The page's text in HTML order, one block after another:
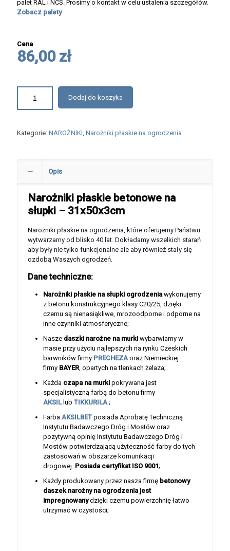
palet RAL i NCS. Prosimy o kontakt w celu ustalenia szczegółów.
Zobacz palety
Cena
86,00 zł
Dodaj do koszyka
Kategorie: NAROŻNIKI, Narożniki płaskie na ogrodzenia
Opis
Narożniki płaskie betonowe na
słupki – 31x50x3cm
Narożniki płaskie na ogrodzenia, które oferujemy Państwu
wytwarzamy od blisko 40 lat. Dokładamy wszelkich starań
aby były nie tylko funkcjonalne ale aby również stały się
ozdobą Waszych ogrodzeń.
Dane techniczne:
Narożniki płaskie na słupki ogrodzeniawykonujemy
z betonu konstrukcyjnego klasy C20/25, dzięki
czemu są nienasiąkliwe, mrozoodporne i odporne na
inne czynniki atmosferyczne;
Nasze daszki narożne na murki wybarwiamy w
masie przy użyciu najlepszych na rynku Czeskich
barwników firmy PRECHEZA oraz Niemieckiej
firmy BAYER, opartych na tlenkach żelaza;
Każda czapa na murki pokrywana jest
specjalistyczną farbą do betonu firmy
AKSIL lub TIKKURILA;
Farba AKSILBET posiada Aprobatę Techniczną
Instytutu Badawczego Dróg i Mostów oraz
pozytywną opinię Instytutu Badawczego Dróg i
Mostów potwierdzającą użyteczność farby do tych
zastosowań w obszarze komunikacji
drogowej. Posiada certyfikat ISO 9001;
Każdy produkowany przez nasza firmę betonowy
daszek narożny na ogrodzenia jest
impregnowanydzięki czemu powierzchnię łatwo
utrzymać w czystości;